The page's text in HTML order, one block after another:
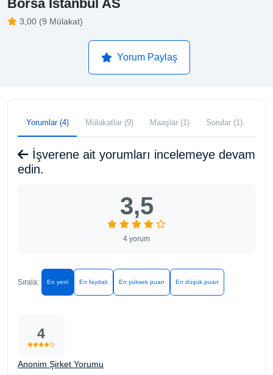
Borsa Istanbul AS
3,00 (9 Mülakat)
Yorum Paylaş
Yorumlar (4) Mülakatlar (9) Maaşlar (1) Sorular (1)
İşverene ait yorumları incelemeye devam
edin.
3,5
4 yorum
Sırala: En yeni En faydalı En yüksek puan En düşük puan
4
Anonim Şirket Yorumu